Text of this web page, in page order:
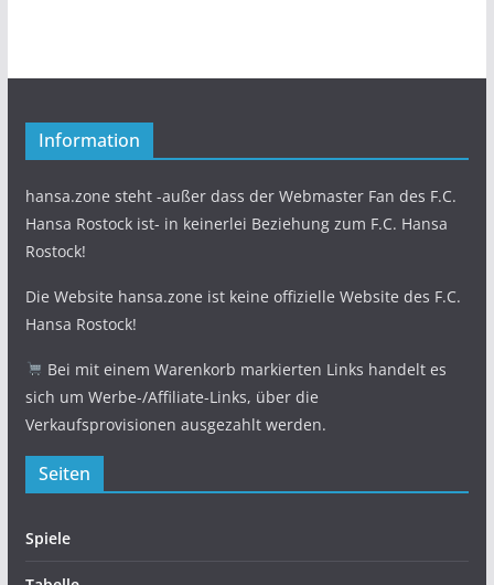
Information
hansa.zone steht -außer dass der Webmaster Fan des F.C.
Hansa Rostock ist- in keinerlei Beziehung zum F.C. Hansa
Rostock!
Die Website hansa.zone ist keine offizielle Website des F.C.
Hansa Rostock!
Bei mit einem Warenkorb markierten Links handelt es
sich um Werbe-/Affiliate-Links, über die
Verkaufsprovisionen ausgezahlt werden.
Seiten
Spiele